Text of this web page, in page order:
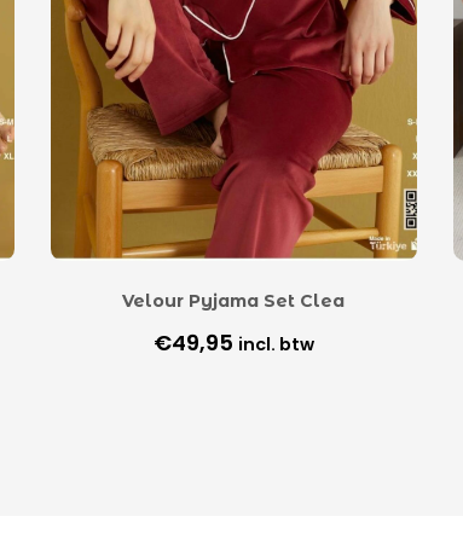
Velour Pyjama Set Clea
€49,95 incl. btw